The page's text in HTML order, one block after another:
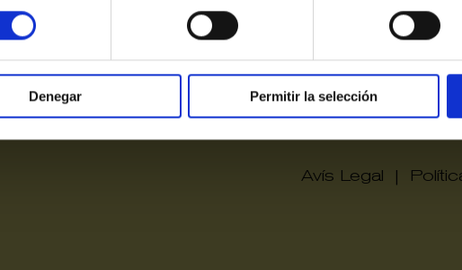
Denegar Permitir la selección
Avís Legal |